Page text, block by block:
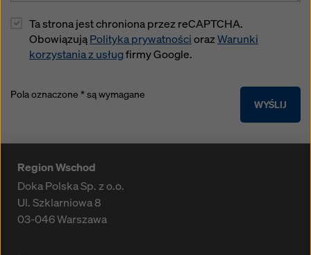
Ta strona jest chroniona przez reCAPTCHA.
ObowiązująPolityka prywatnościorazWarunki
korzystania z usługfirmy Google.
WYŚLIJ
Pola oznaczone * są wymagane
Region Wschod
Doka Polska Sp. z o.o.
Ul. Szklarniowa 8
03-046Warszawa